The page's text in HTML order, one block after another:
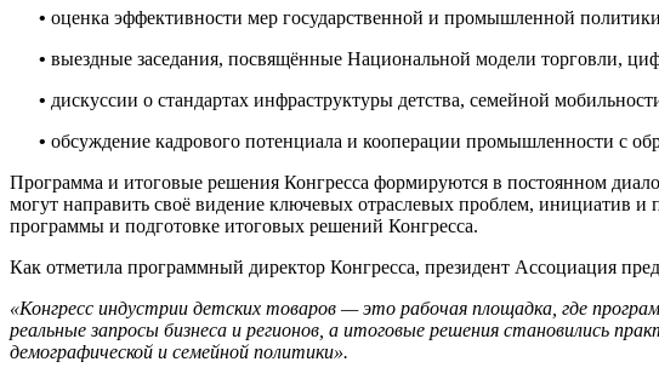
• оценка эффективности мер государственной и промышленной
• выездные заседания, посвящённые Национальной модели торговли,
• дискуссии о стандартах инфраструктуры детства, семейной
• обсуждение кадрового потенциала и кооперации промышленности с
Программа и итоговые решения Конгресса формируются в постоянном
могут направить своё видение ключевых отраслевых проблем, инициатив
программы и подготовке итоговых решений Конгресса.
Как отметила программный директор Конгресса, президент Ассоциация
«Конгресс индустрии детских товаров — это рабочая площадка, где
реальные запросы бизнеса и регионов, а итоговые решения становились
демографической и семейной политики».